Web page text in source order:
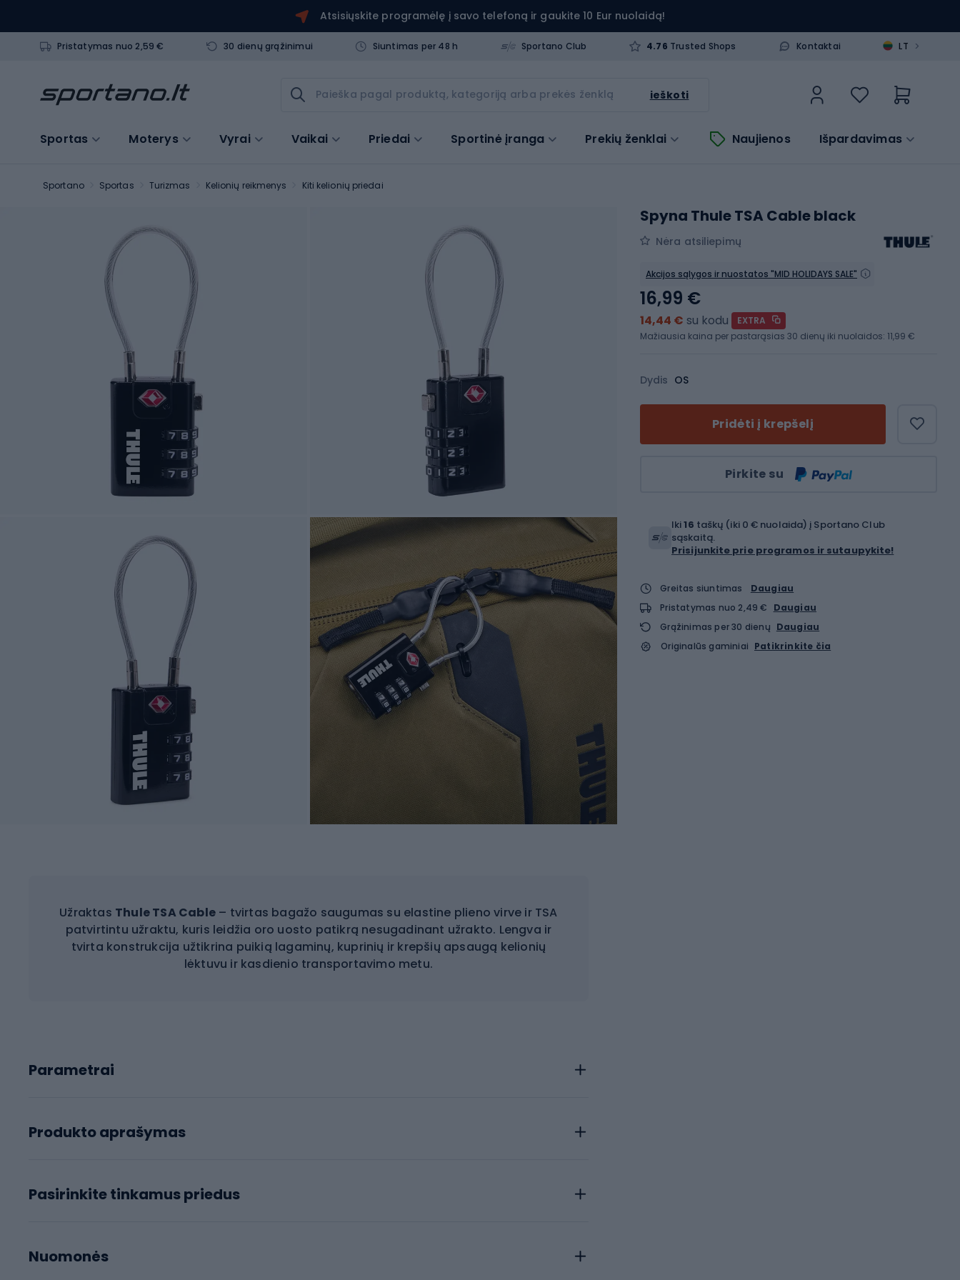
Atsisiųskite programėlę į savo telefoną ir gaukite 10 Eur nuolaidą!
Pristatymas nuo 2,59 € 30 dienų grąžinimui Siuntimas per 48 h Sportano Club 4.76 Trusted Shops Kontaktai LT >
ieškoti
Sportas Moterys Vyrai Vaikai Priedai Sportinė įranga Prekių ženklai Naujienos Išpardavimas
Sportano Sportas Turizmas Kelionių reikmenys Kiti kelionių priedai
Užraktas Thule TSA Cable – tvirtas bagažo saugumas su elastine plieno virve ir TSA
patvirtintu užraktu, kuris leidžia oro uosto patikrą nesugadinant užrakto. Lengva ir
tvirta konstrukcija užtikrina puikią lagaminų, kuprinių ir krepšių apsaugą kelionių
lėktuvu ir kasdienio transportavimo metu.
Parametrai
Produkto aprašymas
Pasirinkite tinkamus priedus
Nuomonės
Spyna Thule TSA Cable black
Nėra atsiliepimų
Akcijos sąlygos ir nuostatos "MID HOLIDAYS SALE"
Dydis OS
Pridėti į krepšelį
Pirkite su
16,99 €
14,44 € su kodu
EXTRA
Mažiausia kaina per pastarąsias 30 dienų iki nuolaidos: 11,99 €
Iki16 taškų (iki 0 € nuolaida) į Sportano Club
sąskaitą.
Prisijunkite prie programos ir sutaupykite!
Greitas siuntimas
Daugiau
Pristatymas nuo 2,49 €
Daugiau
Grąžinimas per 30 dienų Daugiau
Originalūs gaminiai Patikrinkite čia